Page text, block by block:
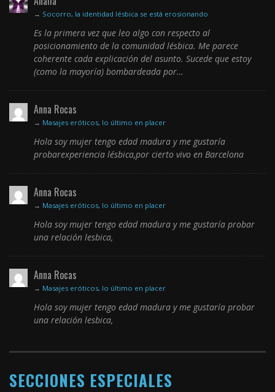
→ Socorro, la identidad lésbica se está erosionando
Es la primera vez que leo algo con respecto al
posicionamiento de la comunidad lésbica. Me parece
coherente cada explicación del asunto. Sucede que estoy
(como la mayoría) bombardeada por…
Anna Rocas
→ Masajes eróticos, lo último en placer
Hola soy mujer tengo edad madura y me gustaría
probarexperiencia lésbica,por cierto vivo en Barcelona
Anna Rocas
→ Masajes eróticos, lo último en placer
Hola soy mujer tengo edad madura y me gustaría probar
una relación lesbica,
Anna Rocas
→ Masajes eróticos, lo último en placer
Hola soy mujer tengo edad madura y me gustaría probar
una relación lesbica,
SECCIONES ESPECIALES